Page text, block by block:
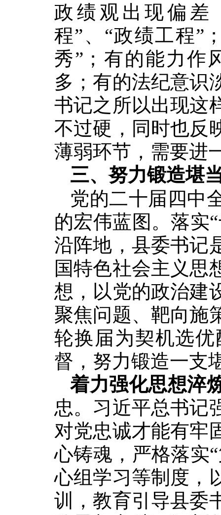
政绩观出现偏差
程”、“政绩工程”
秀”；有的能力作
多；有的法纪意识
书记之所以出现这
不过硬，同时也反
薄弱环节，需要进
三、努力锻造堪
党的二十届四中
的宏伟蓝图。落实
沿阵地，县委书记
国特色社会主义思
想，以党的政治建
聚焦问题、靶向施
轮换届为契机选
督，努力锻造一支
着力强化思想淬
忠。习近平总书记
对党忠诚才能有牢
心铸魂，严格落实
心组学习等制度，
训，教育引导县委